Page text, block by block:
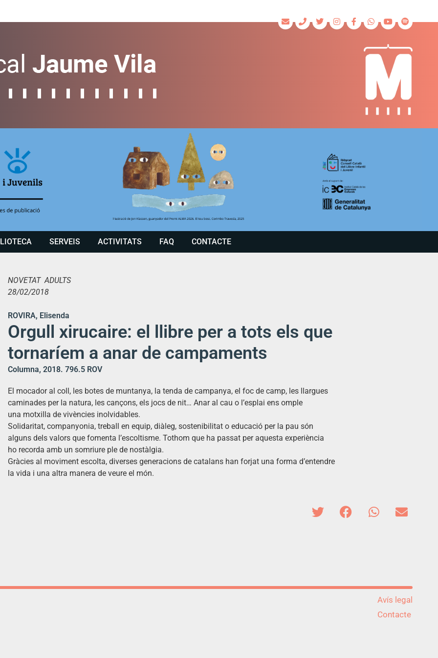
SERVEIS ACTIVITATS FAQ CONTACTE
NOVETAT ADULTS
28/02/2018
ROVIRA, Elisenda
Orgull xirucaire: el llibre per a tots els que
tornaríem a anar de campaments
Columna, 2018. 796.5 ROV
El mocador al coll, les botes de muntanya, la tenda de campanya, el foc de camp, les llargues
caminades per la natura, les cançons, els jocs de nit… Anar al cau o l’esplai ens omple
una motxilla de vivències inolvidables.
Solidaritat, companyonia, treball en equip, diàleg, sostenibilitat o educació per la pau són
alguns dels valors que fomenta l’escoltisme. Tothom que ha passat per aquesta experiència
ho recorda amb un somriure ple de nostàlgia.
Gràcies al moviment escolta, diverses generacions de catalans han forjat una forma d’entendre
la vida i una altra manera de veure el món.
Avís legal
Contacte